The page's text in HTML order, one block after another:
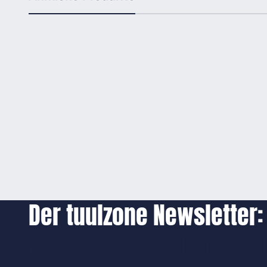
Der tuulzone Newsletter: